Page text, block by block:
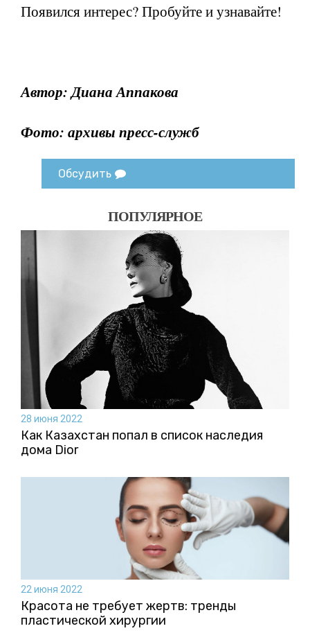
Появился интерес? Пробуйте и узнавайте!
Автор: Диана Аппакова
Фото: архивы пресс-служб
Обсудить
ПОПУЛЯРНОЕ
28 июня 2022
Как Казахстан попал в список наследия
дома Dior
22 июня 2022
Красота не требует жертв: тренды
пластической хирургии